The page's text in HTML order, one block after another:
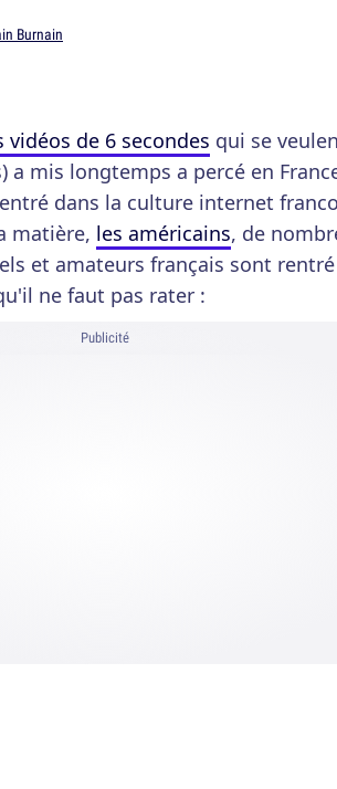
Burnain
vidéos de 6 secondes qui se
mis longtemps a percé en
dans la culture internet
matière, les américains, de
et amateurs français sont
ne faut pas rater :
Publicité